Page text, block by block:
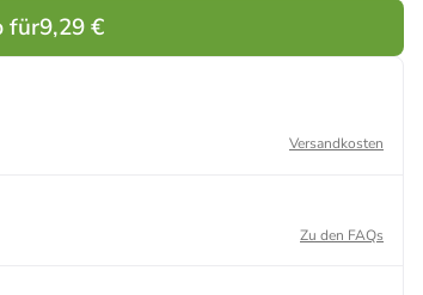
für9,29 €
Versandkosten
Zu den FAQs